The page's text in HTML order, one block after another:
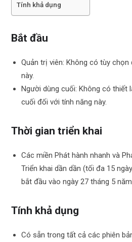
Tính khả dụng
Bắt đầu
Quản trị viên: Không có tùy
này.
Người dùng cuối: Không có thiết
cuối đối với tính năng này.
Thời gian triển khai
Các miền Phát hành nhanh và
Triển khai dần dần (tối đa 15
bắt đầu vào ngày 27 tháng 5
Tính khả dụng
Có sẵn trong tất cả các phiên